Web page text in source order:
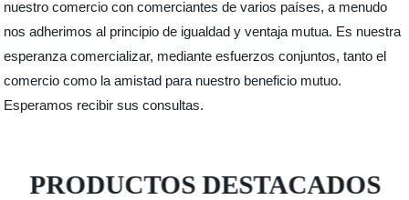
nuestro comercio con comerciantes de varios países, a menudo
nos adherimos al principio de igualdad y ventaja mutua. Es nuestra
esperanza comercializar, mediante esfuerzos conjuntos, tanto el
comercio como la amistad para nuestro beneficio mutuo.
Esperamos recibir sus consultas.
PRODUCTOS DESTACADOS